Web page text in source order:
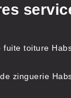
fuite toiture
zinguerie